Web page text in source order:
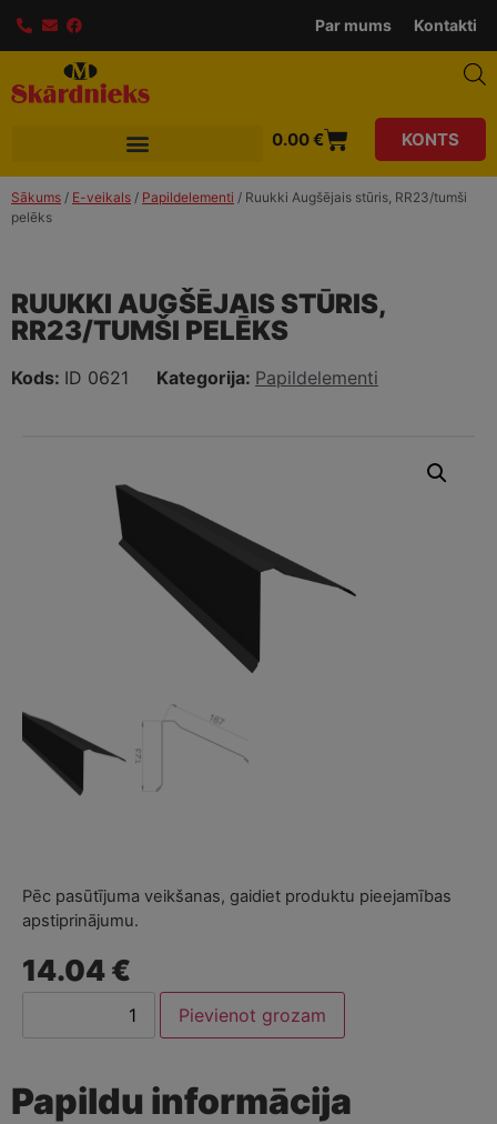
Par mums Kontakti
0.00€ KONTS
Sākums / E-veikals / Papildelementi / Ruukki Augšējais stūris, RR23/tumši
pelēks
RUUKKI AUGŠĒJAIS STŪRIS,
RR23/TUMŠI PELĒKS
Kods: ID 0621 Kategorija: Papildelementi
Pēc pasūtījuma veikšanas, gaidiet produktu pieejamības
apstiprinājumu.
14.04 €
Pievienot grozam
Papildu informācija